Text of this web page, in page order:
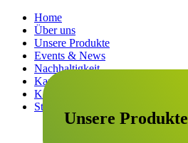
Unsere Produkte
Home
Über uns
Unsere Produkte
Events & News
Nachhaltigkeit
Karriere
Kontakte & Materialien
Standorte